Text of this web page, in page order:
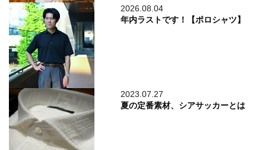
2026.08.04
年内ラストです！【ポロシャツ】
2023.07.27
夏の定番素材、シアサッカーとは